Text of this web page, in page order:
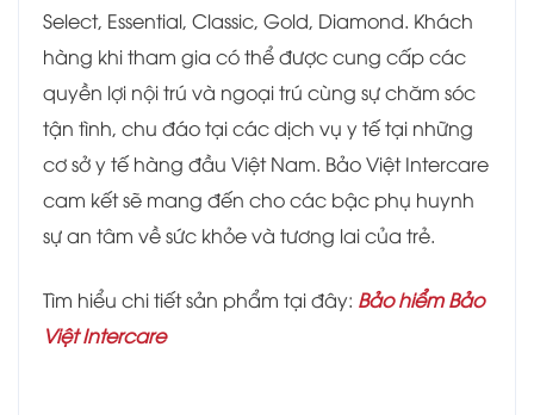
Select, Essential, Classic, Gold, Diamond. Khách
hàng khi tham gia có thể được cung cấp các
quyền lợi nội trú và ngoại trú cùng sự chăm sóc
tận tình, chu đáo tại các dịch vụ y tế tại những
cơ sở y tế hàng đầu Việt Nam. Bảo Việt Intercare
cam kết sẽ mang đến cho các bậc phụ huynh
sự an tâm về sức khỏe và tương lai của trẻ.
Tìm hiểu chi tiết sản phẩm tại đây: Bảo hiểm Bảo
Việt Intercare